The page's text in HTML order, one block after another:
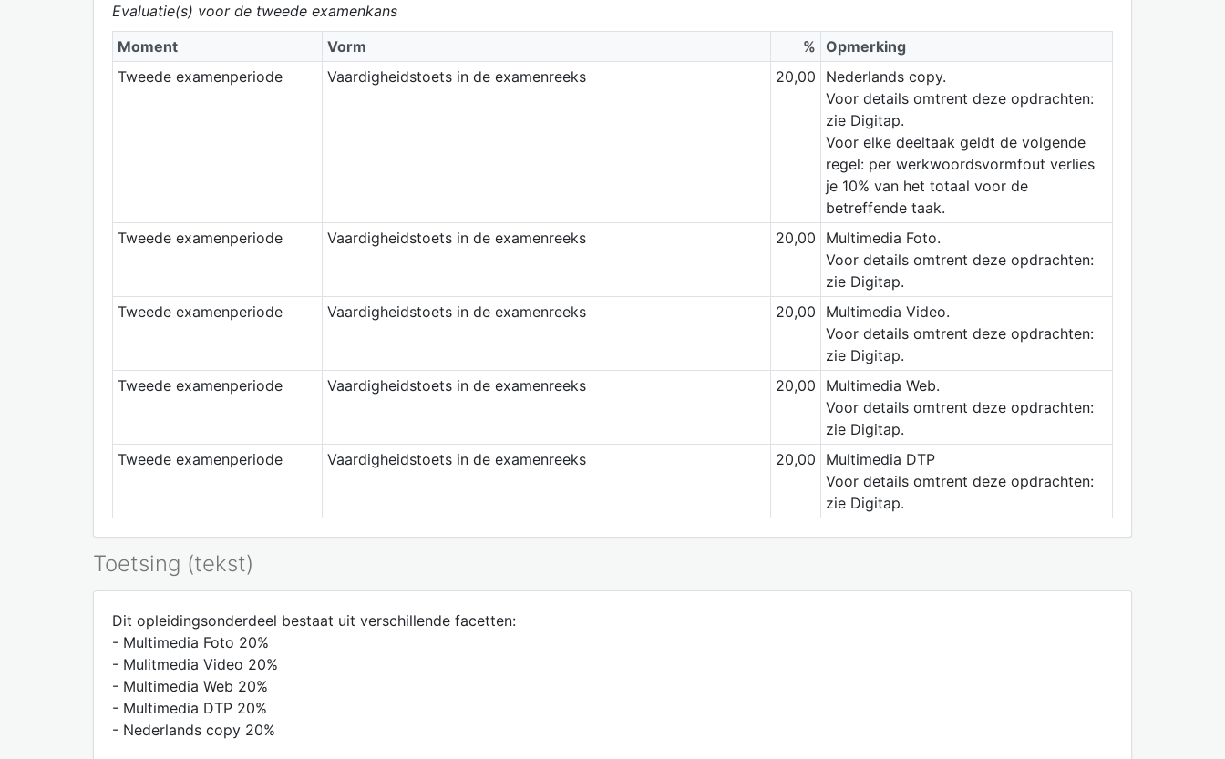
Evaluatie(s) voor de tweede examenkans
Moment
Vorm % Opmerking
Tweede examenperiode
Vaardigheidstoets in de examenreeks 20,00
Nederlands copy.
Voor details omtrent deze opdrachten:
zie Digitap.
Voor elke deeltaak geldt de volgende
regel: per werkwoordsvormfout verlies
je 10% van het totaal voor de
betreffende taak.
Tweede examenperiode
Vaardigheidstoets in de examenreeks 20,00
Multimedia Foto.
Voor details omtrent deze opdrachten:
zie Digitap.
Tweede examenperiode
Vaardigheidstoets in de examenreeks 20,00
Multimedia Video.
Voor details omtrent deze opdrachten:
zie Digitap.
Tweede examenperiode
Vaardigheidstoets in de examenreeks 20,00
Multimedia Web.
Voor details omtrent deze opdrachten:
zie Digitap.
Tweede examenperiode
Vaardigheidstoets in de examenreeks 20,00
Multimedia DTP
Voor details omtrent deze opdrachten:
zie Digitap.
Toetsing (tekst)
Dit opleidingsonderdeel bestaat uit verschillende facetten:
- Multimedia Foto 20%
- Mulitmedia Video 20%
- Multimedia Web 20%
- Multimedia DTP 20%
- Nederlands copy 20%